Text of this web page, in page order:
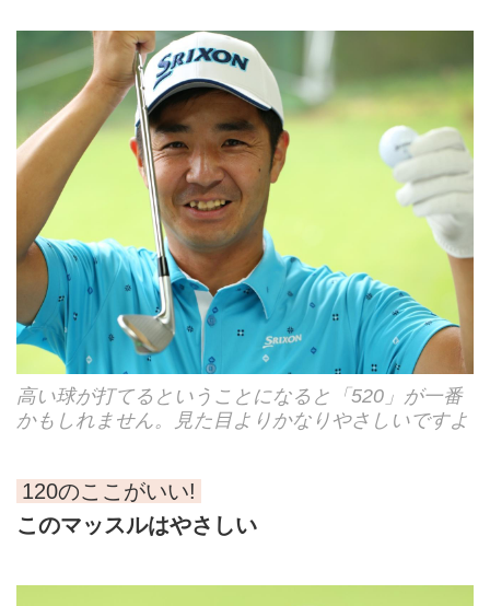
高い球が打てるということになると「520」が一番
かもしれません。見た目よりかなりやさしいですよ
120のここがいい!
このマッスルはやさしい